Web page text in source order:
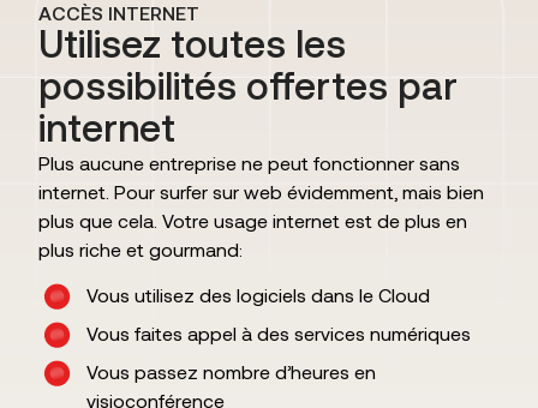
ACCÈS INTERNET
Utilisez toutes les
possibilités offertes par
internet
Plus aucune entreprise ne peut fonctionner sans
internet. Pour surfer sur web évidemment, mais bien
plus que cela. Votre usage internet est de plus en
plus riche et gourmand:
Vous utilisez des logiciels dans le Cloud
Vous faites appel à des services numériques
Vous passez nombre d’heures en
visioconférence